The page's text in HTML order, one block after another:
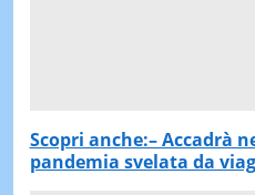
Scopri anche:– Accadrà
pandemia svelata da